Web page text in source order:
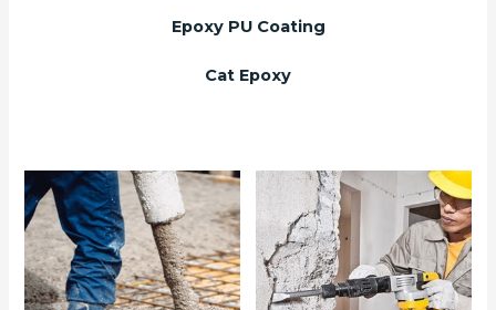
Epoxy PU Coating
Cat Epoxy